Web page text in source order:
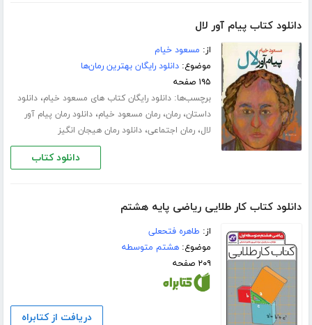
دانلود کتاب پیام آور لال
از: مسعود خیام
موضوع:دانلود رایگان بهترین رمان‌ها
۱۹۵ صفحه
برچسب‌ها:دانلود رایگان کتاب های مسعود خیام،دانلود
داستان،رمان،رمان مسعود خیام،دانلود رمان پیام آور
لال،رمان اجتماعی،دانلود رمان هیجان انگیز
دانلود کتاب
دانلود کتاب کار طلایی ریاضی پایه هشتم
از: طاهره فتحعلی
موضوع:هشتم متوسطه
۲۰۹ صفحه
دریافت از کتابراه